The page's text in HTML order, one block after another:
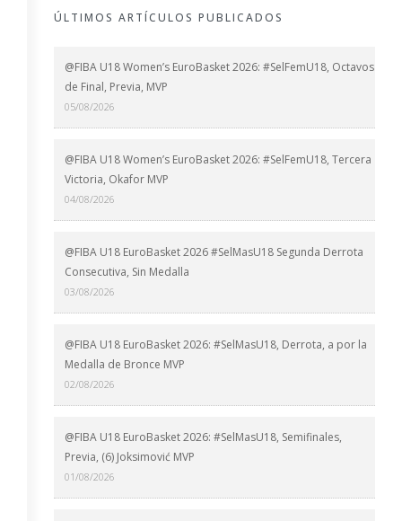
ÚLTIMOS ARTÍCULOS PUBLICADOS
@FIBA U18 Women’s EuroBasket 2026: #SelFemU18, Octavos
de Final, Previa, MVP
05/08/2026
@FIBA U18 Women’s EuroBasket 2026: #SelFemU18, Tercera
Victoria, Okafor MVP
04/08/2026
@FIBA U18 EuroBasket 2026 #SelMasU18 Segunda Derrota
Consecutiva, Sin Medalla
03/08/2026
@FIBA U18 EuroBasket 2026: #SelMasU18, Derrota, a por la
Medalla de Bronce MVP
02/08/2026
@FIBA U18 EuroBasket 2026: #SelMasU18, Semifinales,
Previa, (6) Joksimović MVP
01/08/2026